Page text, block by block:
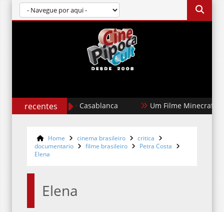
recentes Um Filme Minecraft Garota
Home cinema brasileiro
critica
documentario
filme brasileiro
Petra Costa
Elena
Elena